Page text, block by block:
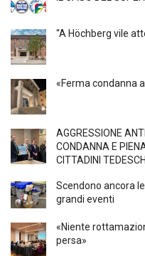
“A Höchberg vile
«Ferma condanna
AGGRESSIONE
CONDANNA E
CITTADINI TEDESCHI
Scendono ancora
grandi eventi
«Niente
persa»